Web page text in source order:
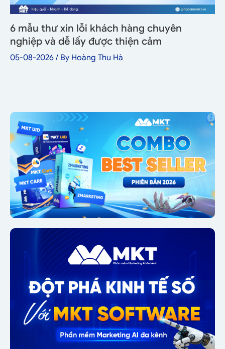
6 mẫu thư xin lỗi khách hàng chuyên
nghiệp và dễ lấy được thiện cảm
05-08-2026 / By Hoàng Thu Hà